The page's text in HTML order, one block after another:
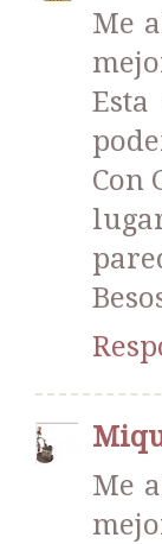
Me
Con
Me